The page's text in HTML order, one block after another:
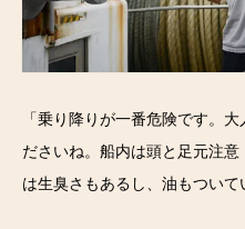
「乗り降りが一番危険です。
ださいね。船内は頭と足元注
は生臭さもあるし、油もついて